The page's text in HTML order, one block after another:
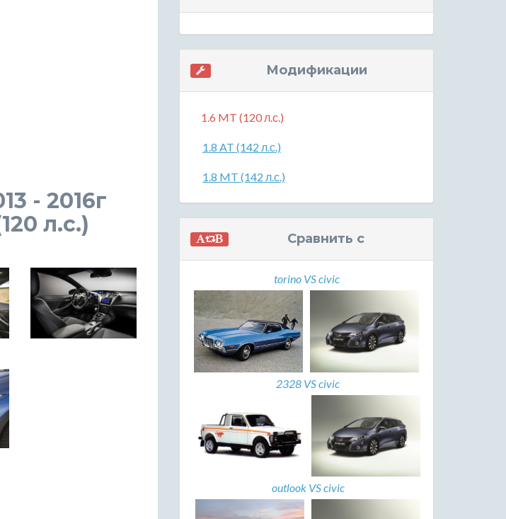
- 2016г
л.с.)
Модификации
1.6 MT (120 л.с.)
1.8 AT (142 л.с.)
1.8 MT (142 л.с.)
Сравнить с
torino VS civic
2328 VS civic
outlook VS civic